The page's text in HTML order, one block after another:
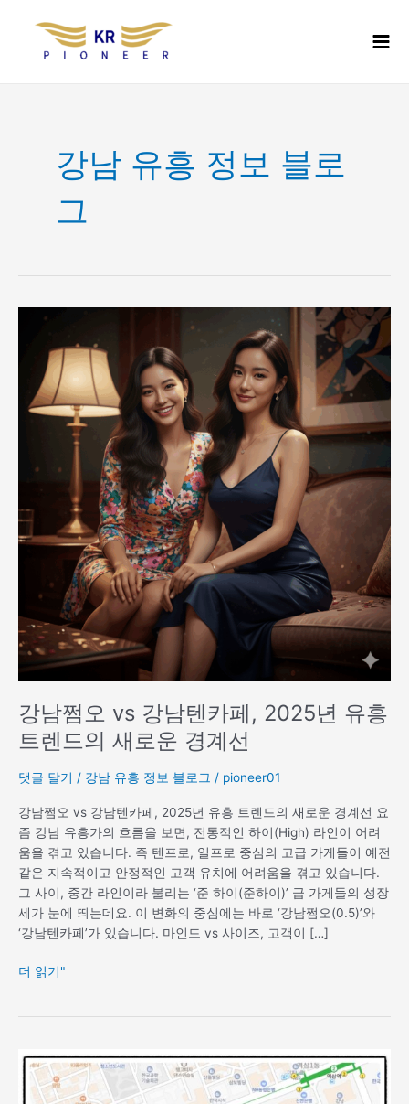
강남 유흥 정보 블로
그
강남쩜오 vs 강남텐카페, 2025년 유흥
트렌드의 새로운 경계선
댓글 달기 / 강남 유흥 정보 블로그 / pioneer01
강남쩜오 vs 강남텐카페, 2025년 유흥 트렌드의 새로운 경계선 요
즘 강남 유흥가의 흐름을 보면, 전통적인 하이(High) 라인이 어려
움을 겪고 있습니다. 즉 텐프로, 일프로 중심의 고급 가게들이 예전
같은 지속적이고 안정적인 고객 유치에 어려움을 겪고 있습니다.
그 사이, 중간 라인이라 불리는 ‘준 하이(준하이)’ 급 가게들의 성장
세가 눈에 띄는데요. 이 변화의 중심에는 바로 ‘강남쩜오(0.5)’와
‘강남텐카페’가 있습니다. 마인드 vs 사이즈, 고객이 […]
강
2025
년
렌
드
의
새
운
경
선
더 읽기"
강
남
하